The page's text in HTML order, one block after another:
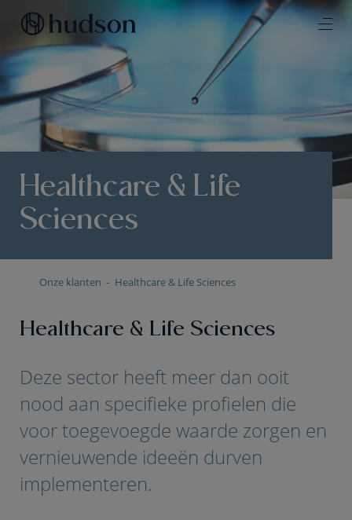
Healthcare & Life
Sciences
Onze klanten Healthcare & Life Sciences
Healthcare & Life Sciences
Deze sector heeft meer dan ooit
nood aan specifieke profielen die
voor toegevoegde waarde zorgen en
vernieuwende ideeën durven
implementeren.